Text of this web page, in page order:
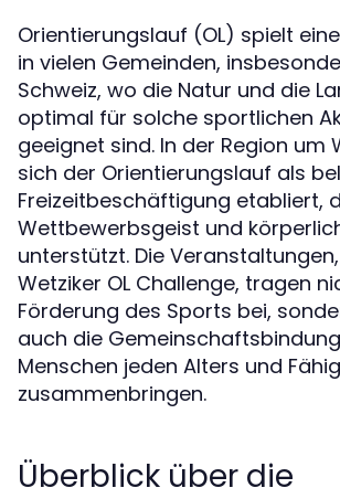
Orientierungslauf (OL) spielt
in vielen Gemeinden,
Schweiz, wo die Natur und die
optimal für solche sportlichen
geeignet sind. In der Region um
sich der Orientierungslauf als
Freizeitbeschäftigung etabliert,
Wettbewerbsgeist und
unterstützt. Die
Wetziker OL Challenge, tragen
Förderung des Sports bei,
auch die
Menschen jeden Alters und
zusammenbringen.
Überblick über die